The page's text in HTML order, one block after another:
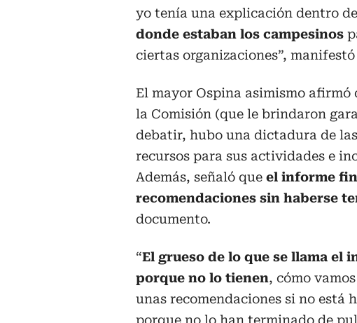
yo tenía una explicación dentro
donde estaban los campesinos
ciertas organizaciones”,
El mayor Ospina asimismo
la Comisión (que le brindaron
debatir, hubo una dictadura de
recursos para sus actividades e
Además, señaló que el informe
recomendaciones sin haberse
documento.
“El grueso de lo que se llama el
porque no lo tienen, cómo
unas recomendaciones si no está
porque no lo han terminado de